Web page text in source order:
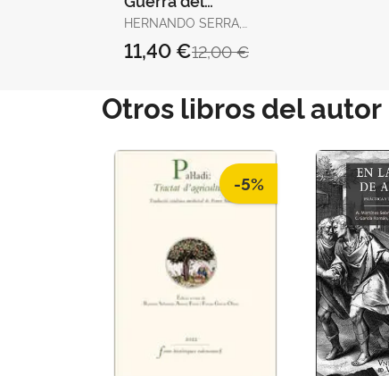
Francès 1808-1814
HERNANDO SERRA,
GARCÍA, RAMÓN12,00 €
11,40 €
Otros libros del autor
-5%